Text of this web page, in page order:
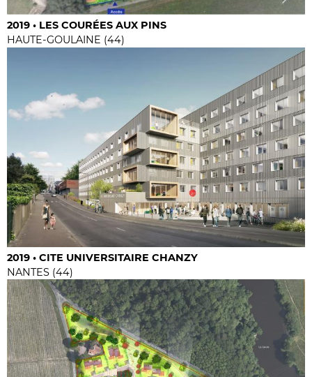
2019 • LES COURÉES AUX PINS
HAUTE-GOULAINE (44)
2019 • CITE UNIVERSITAIRE CHANZY
NANTES (44)